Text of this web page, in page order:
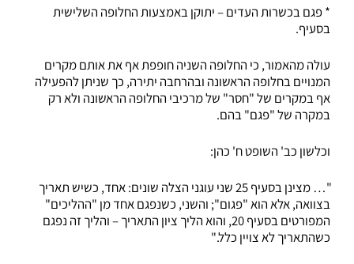
* פגם בכשרות העדים – יתוקן באמצעות החלופה השלישית
בסעיף.
עולה מהאמור, כי החלופה השניה חופפת אף את אותם מקרים
המנויים בחלופה הראשונה ובהרחבה יתירה, כך שניתן להפעילה
אף במקרים של "חסר" של מרכיבי החלופה הראשונה ולא רק
במקרה של "פגם" בהם.
וכלשון כב' השופט ח' כהן:
"… מצינן בסעיף 25 שני עוגני הצלה שונים: אחד, כשיש תאריך
בצוואה, אלא הוא "פגום"; והשני, כשנפגם אחד מן "ההליכים"
המפורטים בסעיף 20, והוא הליך ציון התאריך – והליך זה נפגם
כשהתאריך לא צויין כלל."